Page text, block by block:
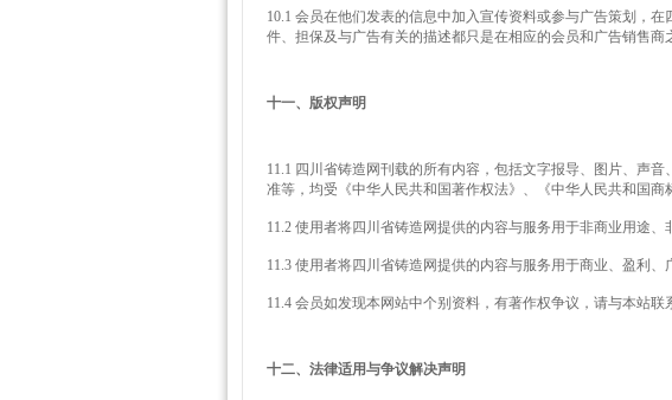
10.1 会员在他们发表的信息中加入宣传资料或参与广告策划，
件、担保及与广告有关的描述都只是在相应的会员和广告销售
十一、版权声明
11.1 四川省铸造网刊载的所有内容，包括文字报导、图片、声
准等，均受《中华人民共和国著作权法》、《中华人民共和国
11.2 使用者将四川省铸造网提供的内容与服务用于非商业用途
11.3 使用者将四川省铸造网提供的内容与服务用于商业、盈利
11.4 会员如发现本网站中个别资料，有著作权争议，请与本站联
十二、法律适用与争议解决声明